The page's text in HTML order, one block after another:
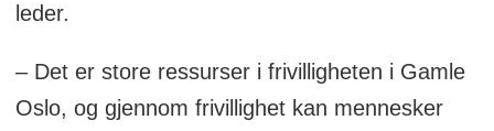
leder.
– Det er store ressurser i frivilligheten i Gamle
Oslo, og gjennom frivillighet kan mennesker